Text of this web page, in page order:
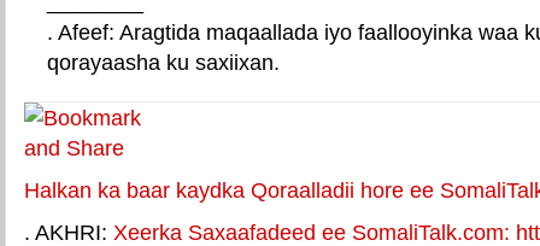
. Afeef: Aragtida maqaallada iyo faallooyinka waa
qorayaasha ku saxiixan.
Halkan ka baar kaydka Qoraalladii hore ee
. AKHRI: Xeerka Saxaafadeed ee SomaliTalk.com: